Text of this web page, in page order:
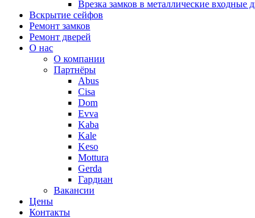
Врезка замков в металлические входные
Вскрытие сейфов
Ремонт замков
Ремонт дверей
О нас
О компании
Партнёры
Abus
Cisa
Dom
Evva
Kaba
Kale
Keso
Mottura
Gerda
Гардиан
Вакансии
Цены
Контакты